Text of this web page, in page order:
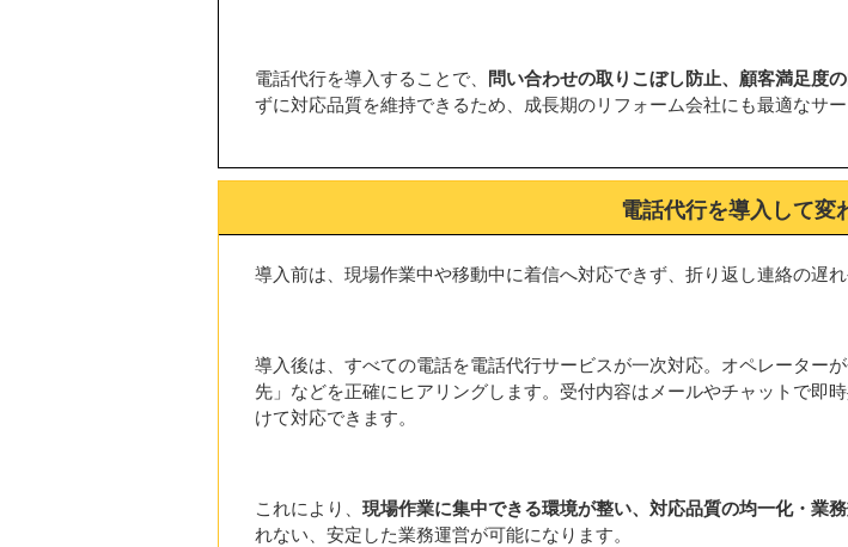
電話代行を導入することで、 問い合わせの取りこぼし防止、顧客満足度
ずに対応品質を維持できるため、成長期のリフォーム会社にも最適なサー
電話代行を導入して変
導入前は、現場作業中や移動中に着信へ対応できず、折り返し連絡の遅
導入後は、すべての電話を電話代行サービスが一次対応。オペレーター
先」などを正確にヒアリングします。受付内容はメールやチャットで即
けて対応できます。
これにより、 現場作業に集中できる環境が整い、対応品質の均一化・業
れない、安定した業務運営が可能になります。